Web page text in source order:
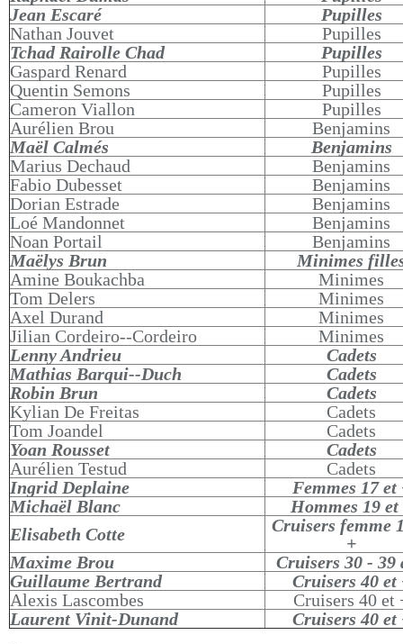
Jean Escaré
Pupilles
Nathan Jouvet
Pupilles
Tchad Rairolle Chad
Pupilles
Gaspard Renard
Pupilles
Quentin Semons
Pupilles
Cameron Viallon
Pupilles
Aurélien Brou
Benjamins
Maël Calmés
Benjamins
Marius Dechaud
Benjamins
Fabio Dubesset
Benjamins
Dorian Estrade
Benjamins
Loé Mandonnet
Benjamins
Noan Portail
Benjamins
Maëlys Brun
Minimes
Amine Boukachba
Minimes
Tom Delers
Minimes
Axel Durand
Minimes
Jilian Cordeiro--Cordeiro
Minimes
Lenny Andrieu
Cadets
Mathias Barqui--Duch
Cadets
Robin Brun
Cadets
Kylian De Freitas
Cadets
Tom Joandel
Cadets
Yoan Rousset
Cadets
Aurélien Testud
Cadets
Ingrid Deplaine
Femmes 17 et
Michaël Blanc
Hommes 19 et
Elisabeth Cotte
Cruisers femme
+
Maxime Brou
Cruisers 30 - 39
Guillaume Bertrand
Cruisers 40 et
Alexis Lascombes
Cruisers 40 et
Laurent Vinit-Dunand
Cruisers 40 et